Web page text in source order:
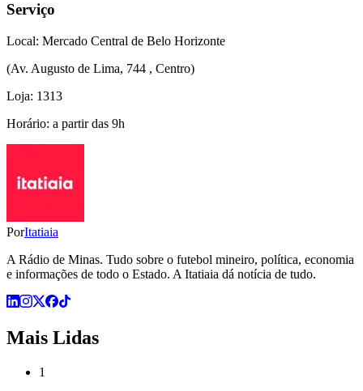
Serviço
Local: Mercado Central de Belo Horizonte
(Av. Augusto de Lima, 744 , Centro)
Loja: 1313
Horário: a partir das 9h
PorItatiaia
A Rádio de Minas. Tudo sobre o futebol mineiro, política, economia
e informações de todo o Estado. A Itatiaia dá notícia de tudo.
Mais Lidas
1